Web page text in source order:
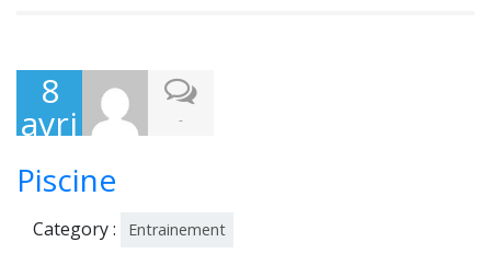
8
avri
202
2
-
Piscine
Category : Entrainement